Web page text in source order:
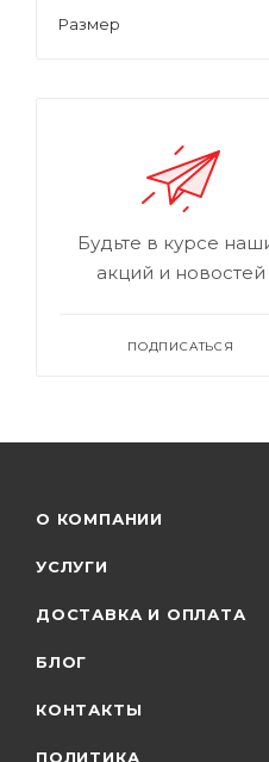
Размер
Будьте в курсе
акций и новостей
ПОДПИСАТЬСЯ
О КОМПАНИИ
УСЛУГИ
ДОСТАВКА И ОПЛАТА
БЛОГ
КОНТАКТЫ
ПОЛИТИКА